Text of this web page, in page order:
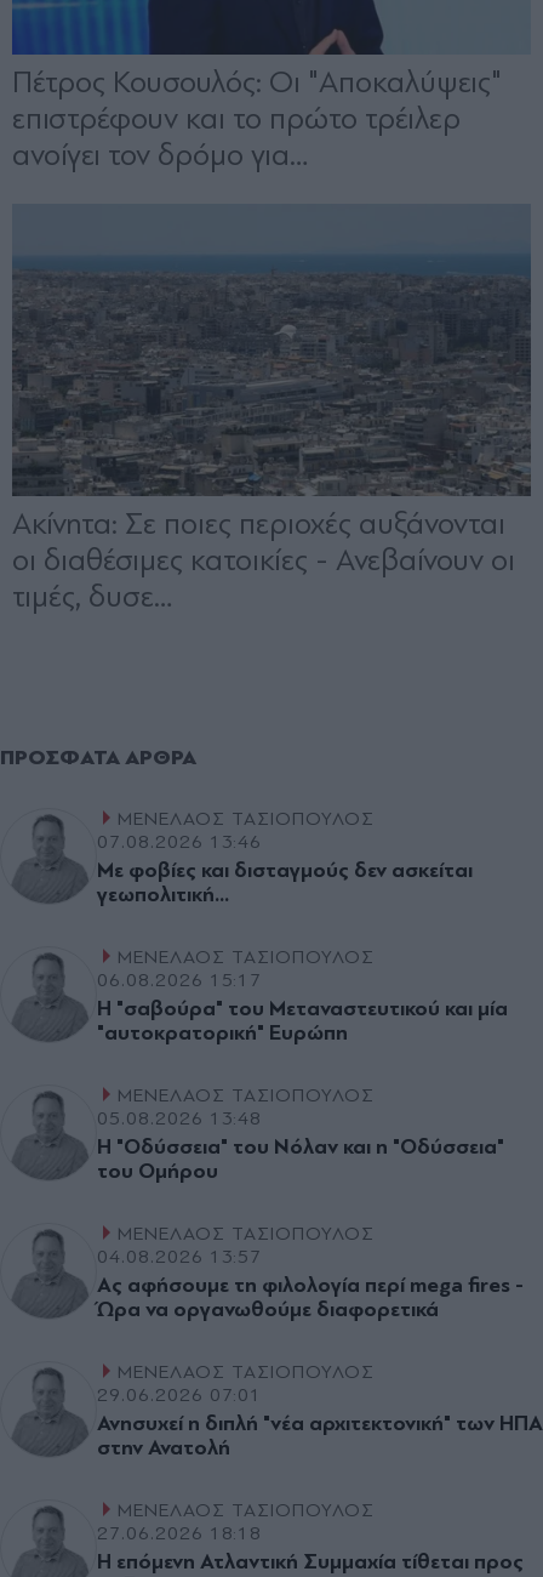
ΠΡΌΣΦΑΤΑ ΆΡΘΡΑ
ΜΕΝΕΛΑΟΣ ΤΑΣΙΟΠΟΥΛΟΣ
07.08.2026 13:46
Με φοβίες και δισταγµούς δεν ασκείται
γεωπολιτική...
ΜΕΝΕΛΑΟΣ ΤΑΣΙΟΠΟΥΛΟΣ
06.08.2026 15:17
Η "σαβούρα" του Μεταναστευτικού και µία
"αυτοκρατορική" Ευρώπη
ΜΕΝΕΛΑΟΣ ΤΑΣΙΟΠΟΥΛΟΣ
05.08.2026 13:48
Η "Οδύσσεια" του Νόλαν και η "Οδύσσεια"
του Οµήρου
ΜΕΝΕΛΑΟΣ ΤΑΣΙΟΠΟΥΛΟΣ
04.08.2026 13:57
Ας αφήσουµε τη φιλολογία περί mega fires -
Ώρα να οργανωθούµε διαφορετικά
ΜΕΝΕΛΑΟΣ ΤΑΣΙΟΠΟΥΛΟΣ
29.06.2026 07:01
Ανησυχεί η διπλή "νέα αρχιτεκτονική" των ΗΠΑ
στην Ανατολή
ΜΕΝΕΛΑΟΣ ΤΑΣΙΟΠΟΥΛΟΣ
27.06.2026 18:18
Η επόµενη Ατλαντική Συµµαχία τίθεται προς